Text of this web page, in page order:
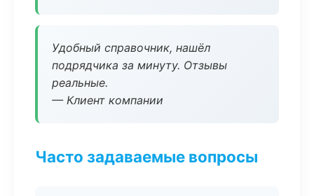
Удобный справочник, нашёл
подрядчика за минуту. Отзывы
реальные.
— Клиент компании
Часто задаваемые вопросы